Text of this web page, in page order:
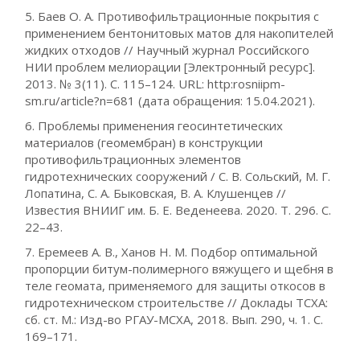
5. Баев О. А. Противофильтрационные покрытия с
применением бентонитовых матов для накопителей
жидких отходов // Научный журнал Российского
НИИ проблем мелиорации [Электронный ресурс].
2013. № 3(11). С. 115–124. URL: http:rosniipm-
sm.ru/article?n=681 (дата обращения: 15.04.2021).
6. Проблемы применения геосинтетических
материалов (геомембран) в конструкции
противофильтрационных элементов
гидротехнических сооружений / С. В. Сольский, М. Г.
Лопатина, С. А. Быковская, В. А. Клушенцев //
Известия ВНИИГ им. Б. Е. Веденеева. 2020. Т. 296. С.
22–43.
7. Еремеев А. В., Ханов Н. М. Подбор оптимальной
пропорции битум-полимерного вяжущего и щебня в
теле геомата, применяемого для защиты откосов в
гидротехническом строительстве // Доклады ТСХА:
сб. ст. М.: Изд-во РГАУ-МСХА, 2018. Вып. 290, ч. 1. С.
169–171.